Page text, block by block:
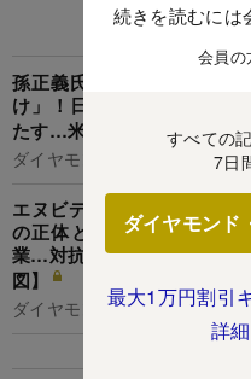
続きを読むには
会員の
すべての
7日
ダイヤモンド
最大1万円割引
詳
孫正義氏が過去最大の10兆
け」！日本企業“対米87兆
たす…米AIインフラ構築計
ダイヤモンド編集部,村井令二
エヌビディア“1強”を脅か
の正体とは？米IT巨人、
業…対抗勢力が続々参入【
図】
ダイヤモンド編集部,村井令二